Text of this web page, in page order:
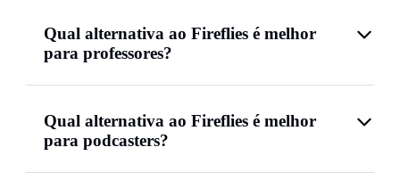
Qual alternativa ao Fireflies é melhor
para professores?
Qual alternativa ao Fireflies é melhor
para podcasters?